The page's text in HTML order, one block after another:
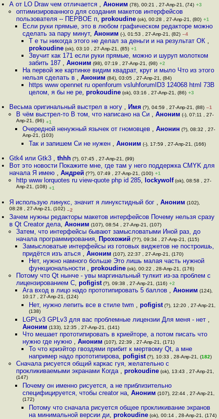
А от LO Draw чем отличается ,Аноним (78), 00:21 , 27-Апр-21, (74) +3
оптимизированного для создания макетов интерфейсов
пользователя -- ПЕРВОЕ п, prokoudine(ok), 00:28 , 27-Апр-21, (80) +1
Если руки прямые, это в любом графическом редакторе можно
сделать за пару минут, Аноним (-), 01:53 , 27-Апр-21, (82) –4
Т е ты никогда этого не делал за деньги и на результат ОК ,
prokoudine (ok), 03:10 , 27-Апр-21, (85) +1
Звучит как 171 если руки прямые, можно и шуруп молотком
забить 187 ,Аноним (98), 07:19 , 27-Апр-21, (98) +2
На первой же картинке видим квадрат, круг и мыло Что из этого
нельзя сделать в , Аноним (84), 03:05 , 27-Апр-21, (84)
https www opennet ru openforum vsluhforumID3 124068 html 73В
целом, я бы не ре,prokoudine (ok), 03:16 , 27-Апр-21, (86) +3
Весьма оригинальный выстрел в ногу , Имя (?), 04:59 , 27-Апр-21, (88) –1
В чём выстрел-то В том, что написано на Си , Аноним (-), 07:11 , 27-
Апр-21, (96) +1
Очередной ненужный язычек от гномовцев , Анонин (?), 08:32 , 27-
Апр-21, (103)
Так и запишем Си не нужен ,Аноним (-), 17:59 , 27-Апр-21, (166)
Gtk4 или Gtk3 ,thhh (?), 07:45 , 27-Апр-21, (99)
Вот это новости Покажите мне, где там у него поддержка CMYK для
начала Я имею ,Андрей (??), 07:49 , 27-Апр-21, (100) +1
http www lorquotes ru view-quote php id 285, lockywolf(ok), 08:58 , 27-
Апр-21, (108) +1
Я использую линукс, значит я линукстидный бог ,Аноним (102),
08:28 , 27-Апр-21, (102) –2
Зачем нужны редакторы макетов интерфейсов Почему нельзя сразу
в Qt Creator дела,Аноним (107), 08:54 , 27-Апр-21, (107)
Затем, что интерфейсы бывают замысловатыми Иной раз, до
начала программирования, Прохожий (??), 09:34 , 27-Апр-21, (115)
Замысловатые интерфейсы из готовых виджетов не построишь,
придётся изъ аться , Аноним (107), 22:37 , 27-Апр-21, (170)
Нет, нужно намного больше Это лишь малая часть нужной
функциональности ,prokoudine (ok), 00:22 , 28-Апр-21, (176)
Потому что Qt нынче - увы маргинальный тулкит из-за проблем с
лицензированием С, pofigist(?), 09:38 , 27-Апр-21, (116) +2
Ага вход в лицо надо прототипировать 5 баллов , Аноним (124),
10:17 , 27-Апр-21, (124)
Нет, нужно лепить все в стиле twm ,pofigist (?), 12:20 , 27-Апр-21,
(138)
LGPLv3 GPLv3 для вас проблемные лицензии Для меня - нет ,
Аноним (133), 12:35 , 27-Апр-21, (141)
Что мешает прототипировать в криейторе, а потом писать что
нужно где нужно , Аноним (107), 22:39 , 27-Апр-21, (171)
То что криэйтор гвоздями прибит к мертвому Qt, а мне
например надо прототипирова,pofigist (?), 10:33 , 28-Апр-21, (182)
Сначала рисуется общий каркас гуя, желательно с
прокликиваемыми экранами Когда , prokoudine(ok), 13:43 , 27-Апр-21,
(147)
Почему он именно рисуется, а не приблизительно
специфицируется, чтобы creator на, Аноним (107), 22:44 , 27-Апр-21,
(172)
Потому что сначала рисуется общее прокликивание экранов
на минимальной версии ди,prokoudine (ok), 00:14 , 28-Апр-21, (174)